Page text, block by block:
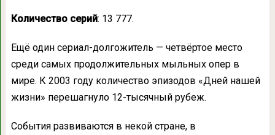
Количество серий: 13 777.
Ещё один сериал-долгожитель — четвёртое место
среди самых продолжительных мыльных опер в
мире. К 2003 году количество эпизодов «Дней нашей
жизни» перешагнуло 12-тысячный рубеж.
События развиваются в некой стране, в